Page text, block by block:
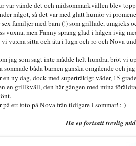
var vände det och midsommarkvällen blev
något, så det var med glatt humör vi
familjer med barn (!) som grillade, umgicks
vuxna, men Fanny sprang glad i hågen iväg
vuxna sitta och äta i lugn och ro och Nova
jag som sagt inte mådde helt hundra, bröt vi
somnade båda barnen ganska omgående och
en ny dag, dock med supertråkigt väder, 15
en grillkväll, den här gången med mina
på ett foto på Nova från tidigare i sommar! :-)
Ha en fortsatt trevlig